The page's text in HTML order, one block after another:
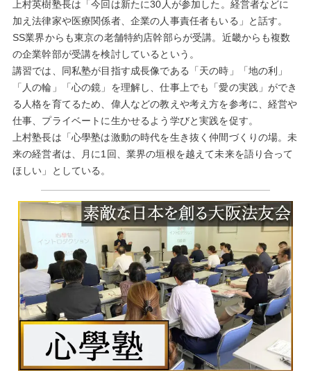
上村英樹塾長は「今回は新たに30人が参加した。経営者などに
加え法律家や医療関係者、企業の人事責任者もいる」と話す。
SS業界からも東京の老舗特約店幹部らが受講。近畿からも複数
の企業幹部が受講を検討しているという。
講習では、同私塾が目指す成長像である「天の時」「地の利」
「人の輪」「心の鏡」を理解し、仕事上でも「愛の実践」ができ
る人格を育てるため、偉人などの教えや考え方を参考に、経営や
仕事、プライベートに生かせるよう学びと実践を促す。
上村塾長は「心學塾は激動の時代を生き抜く仲間づくりの場。未
来の経営者は、月に1回、業界の垣根を越えて未来を語り合って
ほしい」としている。